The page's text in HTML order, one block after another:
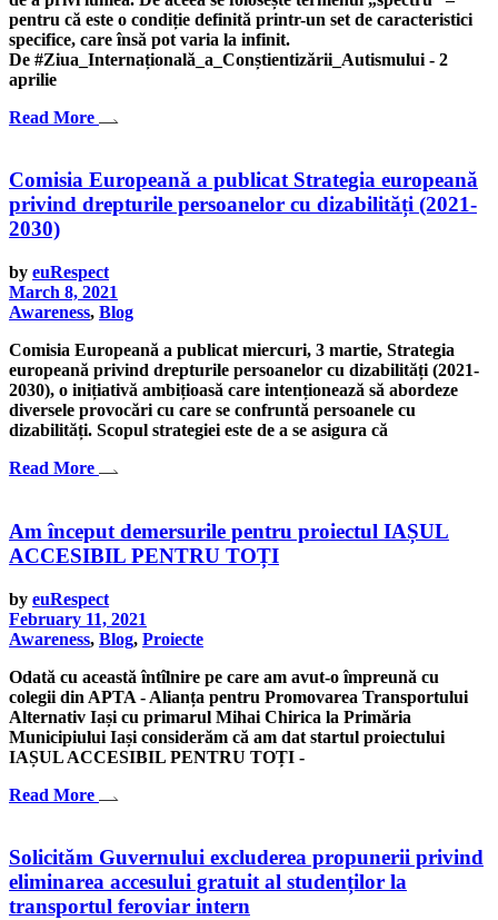
pentru că este o condiție definită printr-un set de caracteristici
specifice, care însă pot varia la infinit.
De #Ziua_Internațională_a_Conștientizării_Autismului - 2
aprilie
Read More
Comisia Europeană a publicat Strategia europeană
privind drepturile persoanelor cu dizabilități (2021-
2030)
by euRespect
March 8, 2021
Awareness, Blog
Comisia Europeană a publicat miercuri, 3 martie, Strategia
europeană privind drepturile persoanelor cu dizabilități (2021-
2030), o inițiativă ambițioasă care intenționează să abordeze
diversele provocări cu care se confruntă persoanele cu
dizabilități. Scopul strategiei este de a se asigura că
Read More
Am început demersurile pentru proiectul IAȘUL
ACCESIBIL PENTRU TOȚI
by euRespect
February 11, 2021
Awareness, Blog, Proiecte
Odată cu această întîlnire pe care am avut-o împreună cu
colegii din APTA - Alianța pentru Promovarea Transportului
Alternativ Iași cu primarul Mihai Chirica la Primăria
Municipiului Iași considerăm că am dat startul proiectului
IAȘUL ACCESIBIL PENTRU TOȚI -
Read More
Solicităm Guvernului excluderea propunerii privind
eliminarea accesului gratuit al studenților la
transportul feroviar intern